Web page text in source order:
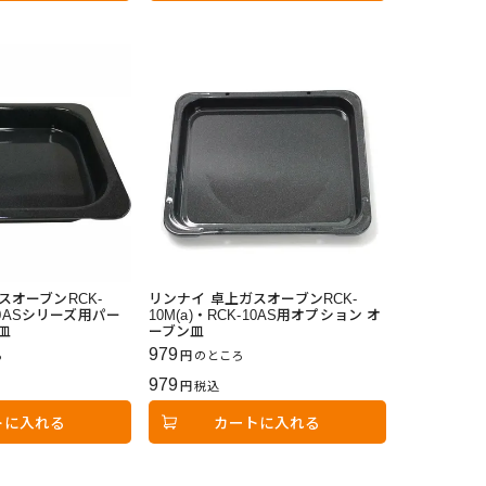
オーブンRCK-
シリーズ用パー
に入れる
リンナイ 卓上ガスオーブンRCK-
10M(a)・RCK-10AS用オプション オ
ーブン皿
979 のところ
979 税込
カートに入れる